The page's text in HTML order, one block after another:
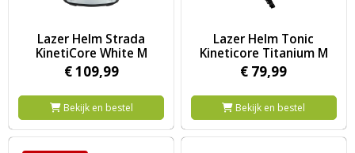
Lazer Helm Strada
KinetiCore White M
€109,99
Bekijk en bestel
Lazer Helm Tonic
Kineticore Titanium M
€ 79,99
Bekijk en bestel